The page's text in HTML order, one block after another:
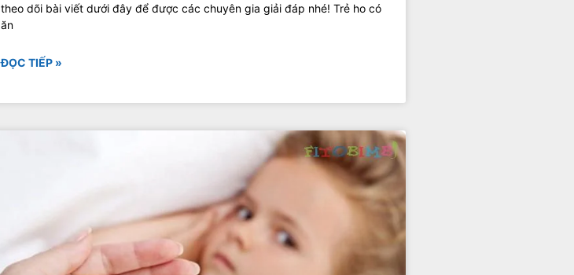
theo dõi bài viết dưới đây để được các chuyên gia giải đáp nhé! Trẻ ho có
ăn
ĐỌC TIẾP »